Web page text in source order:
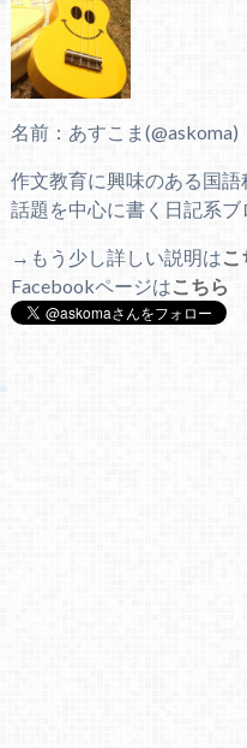
名前：あすこま(@askoma)
作文教育に興味のある国
話題を中心に書く日記系ブ
→もう少し詳しい説明はこ
Facebookページはこちら